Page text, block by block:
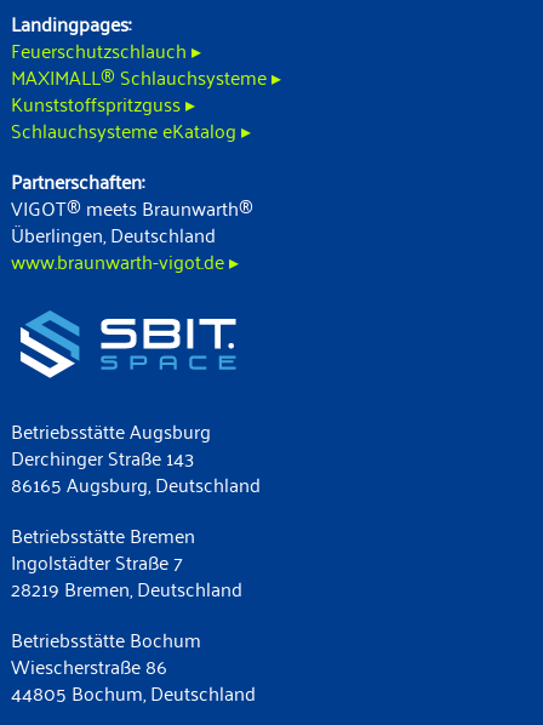
Landingpages:
Feuerschutzschlauch ▸
MAXIMALL® Schlauchsysteme ▸
Kunststoffspritzguss ▸
Schlauchsysteme eKatalog ▸
Partnerschaften:
VIGOT® meets Braunwarth®
Überlingen, Deutschland
www.braunwarth-vigot.de ▸
Betriebsstätte Augsburg
Derchinger Straße 143
86165 Augsburg, Deutschland
Betriebsstätte Bremen
Ingolstädter Straße 7
28219 Bremen, Deutschland
Betriebsstätte Bochum
Wiescherstraße 86
44805 Bochum, Deutschland